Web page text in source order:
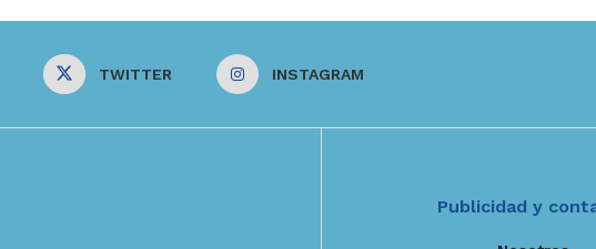
TWITTER INSTAGRAM
Publicidad y